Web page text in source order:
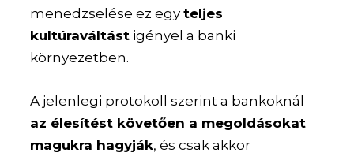
menedzselése ez egyteljes
kultúraváltást igényel a banki
környezetben.
A jelenlegi protokoll szerint a bankoknál
az élesítést követően a megoldásokat
magukra hagyják, és csak akkor